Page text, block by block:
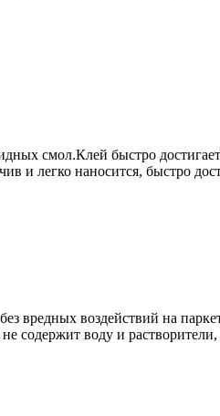
смол.Клей быстро
и легко наносится, быстро
воздействий на
содержит воду и